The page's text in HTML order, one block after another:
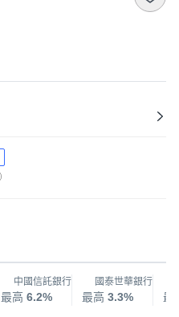
中國信託銀行
最高 6.2%
國泰世華銀行
最高 3.3% 最